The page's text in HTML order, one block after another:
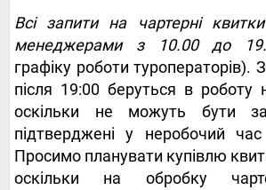
Всі запити на чартерні
менеджерами з 10.00 до
графіку роботи туроператорів).
після 19:00 беруться в роботу
оскільки не можуть бути
підтверджені у неробочий час
Просимо планувати купівлю
оскільки на обробку